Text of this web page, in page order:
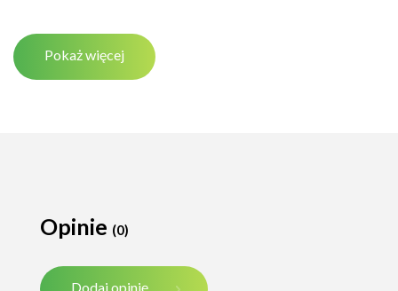
Pokaż więcej
Opinie (0)
Dodaj opinię